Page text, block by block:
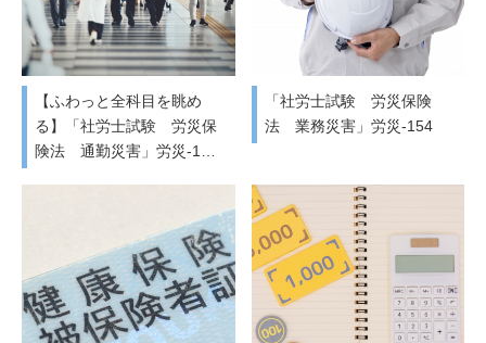
【ふわっと全科目を眺め
る】「社労士試験 労災保
険法 通勤災害」労災-1…
「社労士試験 労災保険
法 業務災害」労災-154